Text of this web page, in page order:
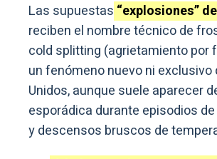
Las supuestas “explosiones”
reciben el nombre técnico de
cold splitting (agrietamiento por
un fenómeno nuevo ni exclusivo
Unidos, aunque suele aparecer
esporádica durante episodios
y descensos bruscos de